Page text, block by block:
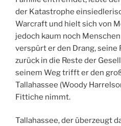
der Katastrophe
Warcraft und hielt sich von
jedoch kaum noch
verspürt er den Drang, seine
zurück in die Reste der
seinem Weg trifft er den
Tallahassee (Woody
Fittiche nimmt.
Tallahassee, der überzeugt